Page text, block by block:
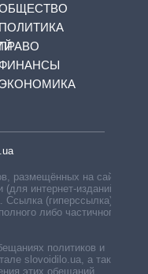
ПОЛИТИКА
ФИНАНСЫ
ЭКОНОМИКА
размещённых на сайте,
(для интернет-изданий —
Ссылка (гиперссылка)
либо частичного
политиков и
slovoidilo.ua, а также
этих обещаний,